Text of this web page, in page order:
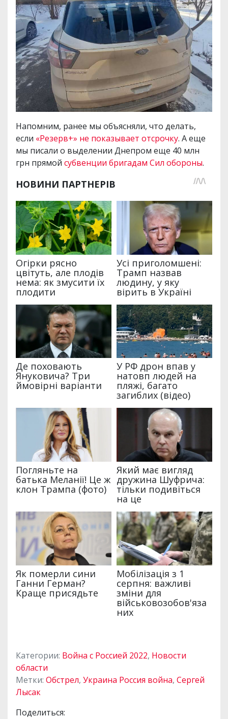
Напомним, ранее мы объясняли, что делать,
если «Резерв+» не показывает отсрочку. А еще
мы писали о выделении Днепром еще 40 млн
грн прямой субвенции бригадам Сил обороны.
Категории: Война с Россией 2022, Новости
области
Метки: Обстрел, Украина Россия война, Сергей
Лысак
Поделиться: